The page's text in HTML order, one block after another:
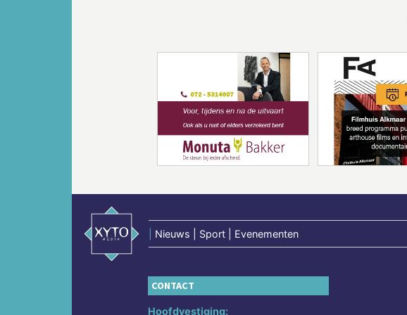
Nieuws | Sport | Evenementen
CONTACT
Hoofdvestiging: